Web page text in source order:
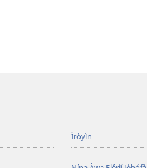
Ìròyìn